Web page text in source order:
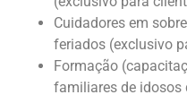
Cuidadores em
feriados (exclusivo
Formação
familiares de idosos